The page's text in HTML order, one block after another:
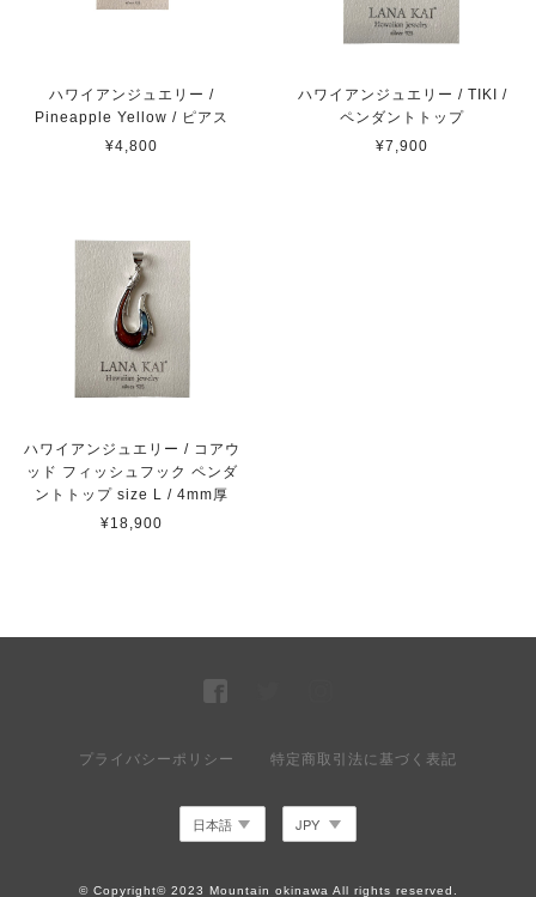
ハワイアンジュエリー /
Pineapple Yellow / ピアス
¥4,800
ハワイアンジュエリー / TIKI /
ペンダントトップ
¥7,900
ハワイアンジュエリー / コアウ
ッド フィッシュフック ペンダ
ントトップ size L / 4mm厚
¥18,900
プライバシーポリシー 特定商取引法に基づく表記
© Copyright© 2023 Mountain okinawa All rights reserved.